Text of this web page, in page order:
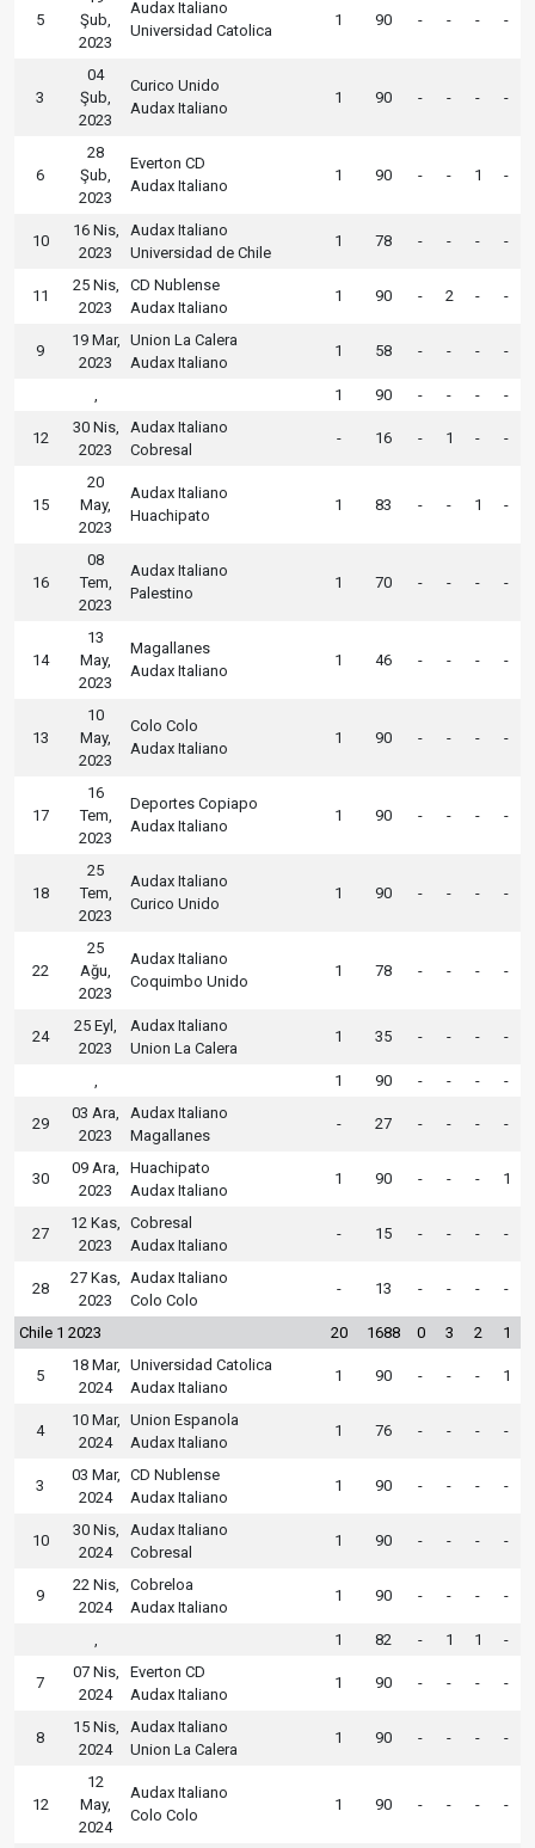
5
Şub,
2023
Audax Italiano
Universidad Catolica
1 90 - - - -
3
04
Şub,
2023
Curico Unido
Audax Italiano
1 90 - - - -
6
28
Şub,
2023
Everton CD
Audax Italiano
1 90 - - 1 -
10
16 Nis,
2023
Audax Italiano
Universidad de Chile
1 78 - - - -
11
25 Nis,
2023
CD Nublense
Audax Italiano
1 90 - 2 - -
9
19 Mar,
2023
Union La Calera
Audax Italiano
1 58 - - - -
1 90 - - - -
12
30 Nis,
2023
Audax Italiano
Cobresal
- 16 - 1 - -
15
20
May,
2023
Audax Italiano
Huachipato
1 83 - - 1 -
16
08
Tem,
2023
Audax Italiano
Palestino
1 70 - - - -
14
13
May,
2023
Magallanes
Audax Italiano
1 46 - - - -
13
10
May,
2023
Colo Colo
Audax Italiano
1 90 - - - -
17
16
Tem,
2023
Deportes Copiapo
Audax Italiano
1 90 - - - -
18
25
Tem,
2023
Audax Italiano
Curico Unido
1 90 - - - -
22
25
Ağu,
2023
Audax Italiano
Coquimbo Unido
1 78 - - - -
24
25 Eyl,
2023
Audax Italiano
Union La Calera
1 35 - - - -
1 90 - - - -
29
03 Ara,
2023
Audax Italiano
Magallanes
- 27 - - - -
30
09 Ara,
2023
Huachipato
Audax Italiano
1 90 - - - 1
27
12 Kas,
2023
Cobresal
Audax Italiano
- 15 - - - -
28
27 Kas,
2023
Audax Italiano
Colo Colo
- 13 - - - -
Chile 1 2023 20 1688 0 3 2 1
5
18 Mar,
2024
Universidad Catolica
Audax Italiano
1 90 - - - 1
4
10 Mar,
2024
Union Espanola
Audax Italiano
1 76 - - - -
3
03 Mar,
2024
CD Nublense
Audax Italiano
1 90 - - - -
10
30 Nis,
2024
Audax Italiano
Cobresal
1 90 - - - -
9
22 Nis,
2024
Cobreloa
Audax Italiano
1 90 - - - -
1 82 - 1 1 -
7
07 Nis,
2024
Everton CD
Audax Italiano
1 90 - - - -
8
15 Nis,
2024
Audax Italiano
Union La Calera
1 90 - - - -
12
12
May,
2024
Audax Italiano
Colo Colo
1 90 - - - -